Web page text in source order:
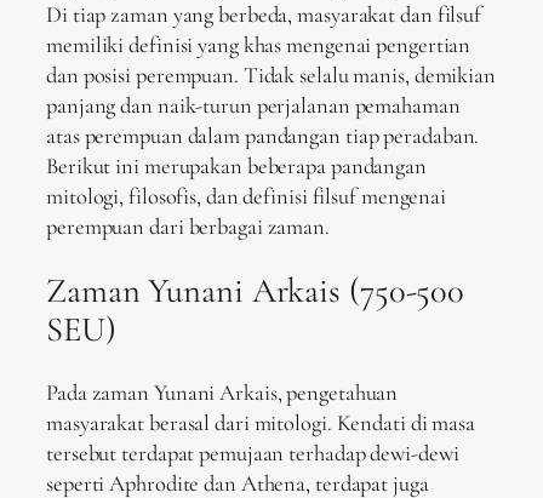
Di tiap zaman yang berbeda, masyarakat dan filsuf
memiliki definisi yang khas mengenai pengertian
dan posisi perempuan. Tidak selalu manis, demikian
panjang dan naik-turun perjalanan pemahaman
atas perempuan dalam pandangan tiap peradaban.
Berikut ini merupakan beberapa pandangan
mitologi, filosofis, dan definisi filsuf mengenai
perempuan dari berbagai zaman.
Zaman Yunani Arkais (750-500
SEU)
Pada zaman Yunani Arkais, pengetahuan
masyarakat berasal dari mitologi. Kendati di masa
tersebut terdapat pemujaan terhadap dewi-dewi
seperti Aphrodite dan Athena, terdapat juga